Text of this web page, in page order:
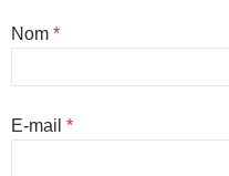
Nom *
E-mail *